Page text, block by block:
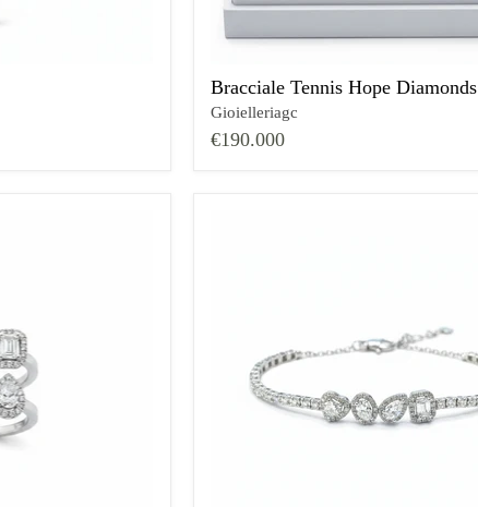
Bracciale Tennis Hope Diamonds
Gioielleriagc
€190.000